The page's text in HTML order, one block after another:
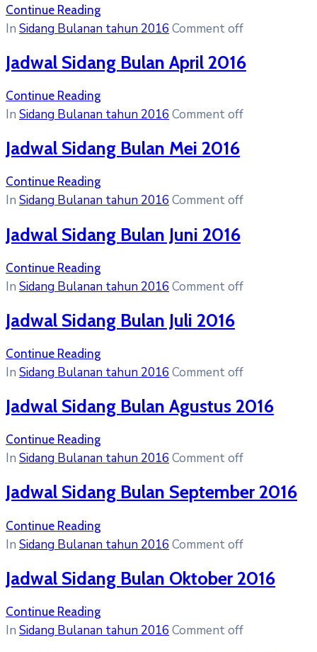
Continue Reading
In Sidang Bulanan tahun 2016 Comment off
Jadwal Sidang Bulan April 2016
Continue Reading
In Sidang Bulanan tahun 2016 Comment off
Jadwal Sidang Bulan Mei 2016
Continue Reading
In Sidang Bulanan tahun 2016 Comment off
Jadwal Sidang Bulan Juni 2016
Continue Reading
In Sidang Bulanan tahun 2016 Comment off
Jadwal Sidang Bulan Juli 2016
Continue Reading
In Sidang Bulanan tahun 2016 Comment off
Jadwal Sidang Bulan Agustus 2016
Continue Reading
In Sidang Bulanan tahun 2016 Comment off
Jadwal Sidang Bulan September 2016
Continue Reading
In Sidang Bulanan tahun 2016 Comment off
Jadwal Sidang Bulan Oktober 2016
Continue Reading
In Sidang Bulanan tahun 2016 Comment off